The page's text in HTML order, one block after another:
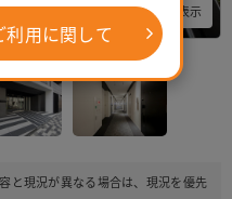
すべての写真を表示
と現況が異なる場合は、現況を優先
用に関して